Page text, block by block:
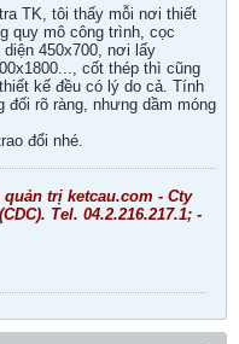
TK, tôi thấy mỗi nơi thiết
quy mô công trình, cọc
450x700, nơi lấy
cốt thép thì cũng
kế đều có lý do cả. Tính
rõ ràng, nhưng dầm móng
đổi nhé.
trị ketcau.com - Cty
Tel. 04.2.216.217.1; -